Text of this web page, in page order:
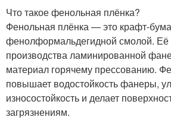
Что такое фенольная плёнка?
Фенольная плёнка — это крафт-
фенолформальдегидной смолой.
производства ламинированной
материал горячему прессованию.
повышает водостойкость фанеры,
износостойкость и делает
загрязнениям.